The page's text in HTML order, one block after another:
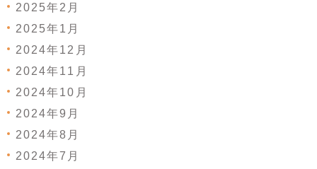
2025年2月
2025年1月
2024年12月
2024年11月
2024年10月
2024年9月
2024年8月
2024年7月